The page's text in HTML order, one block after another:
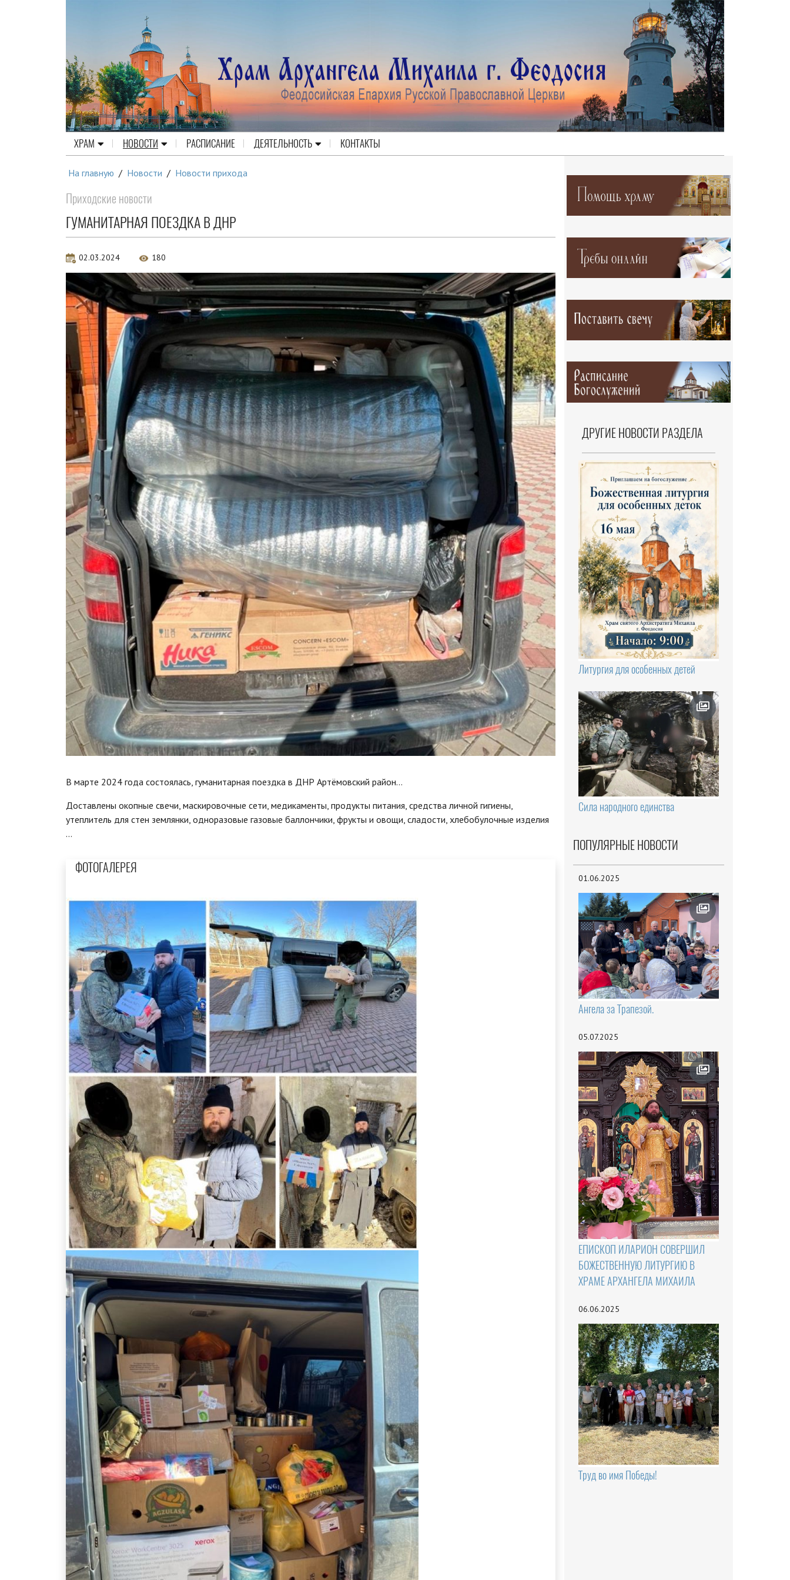
ХРАМ НОВОСТИ РАСПИСАНИЕ ДЕЯТЕЛЬНОСТЬ КОНТАКТЫ
На главную / Новости / Новости прихода
Приходские новости
ГУМАНИТАРНАЯ ПОЕЗДКА В ДНР
02.03.2024 180
В марте 2024 года состоялась, гуманитарная поездка в ДНР Артёмовский район…
Доставлены окопные свечи, маскировочные сети, медикаменты, продукты питания, средства личной гигиены,
утеплитель для стен землянки, одноразовые газовые баллончики, фрукты и овощи, сладости, хлебобулочные изделия
…
ФОТОГАЛЕРЕЯ
ДРУГИЕ НОВОСТИ РАЗДЕЛА
Литургия для особенных детей
Сила народного единства
ПОПУЛЯРНЫЕ НОВОСТИ
01.06.2025
Ангела за Трапезой.
05.07.2025
ЕПИСКОП ИЛАРИОН СОВЕРШИЛ
БОЖЕСТВЕННУЮ ЛИТУРГИЮ В
ХРАМЕ АРХАНГЕЛА МИХАИЛА
06.06.2025
Труд во имя Победы!